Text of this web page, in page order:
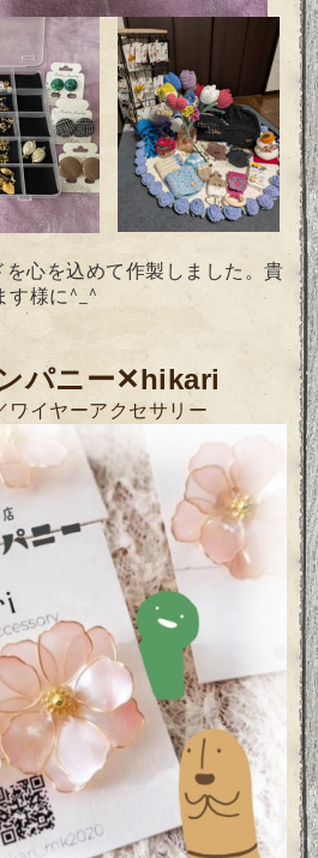
心を込めて作製しました。貴
す様に^⁠_⁠^
パニー✕hikari
ワイヤーアクセサリー